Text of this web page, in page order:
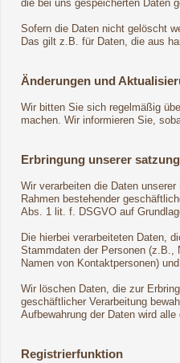
die bei uns gespeicherten Daten
Sofern die Daten nicht gelöscht
Das gilt z.B. für Daten, die aus
Änderungen und
Wir bitten Sie sich regelmäßig
machen. Wir informieren Sie,
Erbringung unserer
Wir verarbeiten die Daten
Rahmen bestehender
Abs. 1 lit. f. DSGVO auf
Die hierbei verarbeiteten Daten,
Stammdaten der Personen (z.B.,
Namen von Kontaktpersonen)
Wir löschen Daten, die zur
geschäftlicher Verarbeitung
Aufbewahrung der Daten wird
Registrierfunktion